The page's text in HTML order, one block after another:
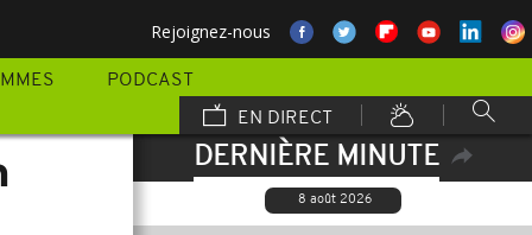
Rejoignez-nous
PODCAST
EN DIRECT
DERNIÈRE MINUTE
8 août 2026